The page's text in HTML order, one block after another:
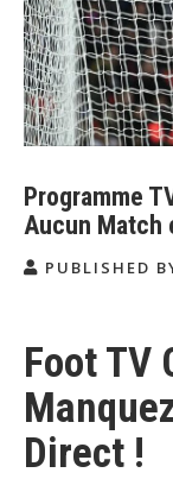
Programme
Aucun Match
PUBLISHED
Foot TV
Direct !